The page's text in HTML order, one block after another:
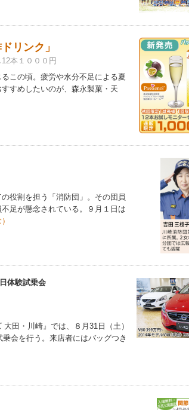
リンク」
本１０００円
この頃。疲労や水分不足による夏
すめしたいのが、森永製菓・天
役割を担う「消防団」。その団員
足が懸念されている。９月１日は
体験試乗会
田・川崎』では、８月31日（土）
会を行う。来店者にはバッグつき